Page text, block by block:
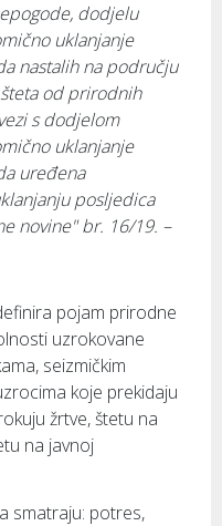
dodjelu
uklanjanje
nastalih na području
od prirodnih
s dodjelom
uklanjanje
uređena
posljedica
novine" br. 16/19. –
pojam prirodne
uzrokovane
seizmičkim
koje prekidaju
žrtve, štetu na
na javnoj
smatraju: potres,